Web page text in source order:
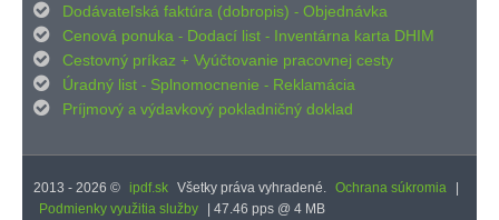
 Dodávateľská faktúra (dobropis) - Objednávka

Cenová ponuka - Dodací list - Inventárna karta DHIM

Cestovný príkaz + Vyúčtovanie pracovnej cesty

Úradný list - Splnomocnenie - Reklamácia

Príjmový a výdavkový pokladničný doklad
2013 - 2026 © ipdf.sk Všetky práva vyhradené. Ochrana súkromia
Podmienky využitia služby
| 47.46 pps @ 4 MB